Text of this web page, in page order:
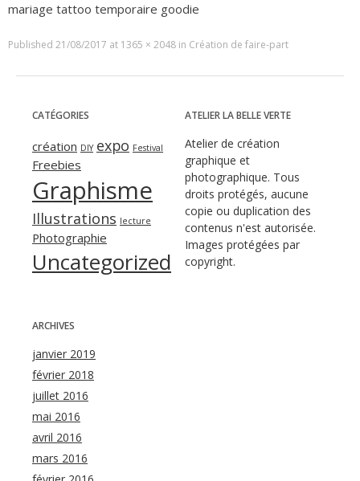
mariage tattoo temporaire goodie
Published 21/08/2017 at 1365 × 2048 in Création de faire-part
CATÉGORIES
création DIY expo Festival
Freebies
Graphisme
Illustrations lecture
Photographie
Uncategorized
ATELIER LA BELLE VERTE
Atelier de création
graphique et
photographique. Tous
droits protégés, aucune
copie ou duplication des
contenus n'est autorisée.
Images protégées par
copyright.
ARCHIVES
janvier 2019
février 2018
juillet 2016
mai 2016
avril 2016
mars 2016